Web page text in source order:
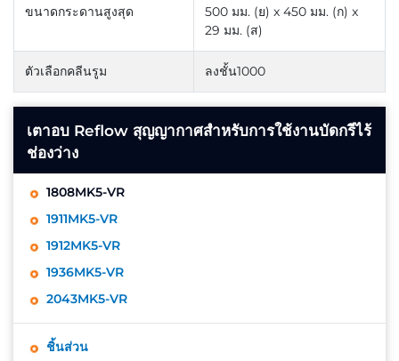
ขนาดกระดานสูงสุด
500 มม. (ย) x 450 มม. (ก) x
29 มม. (ส)
ตัวเลือกคลีนรูม ลงชั้น1000
เตาอบ Reflow สุญญากาศสำหรับการใช้งานบัดกรีไร้
ช่องว่าง
1808MK5-VR
1911MK5-VR
1912MK5-VR
1936MK5-VR
2043MK5-VR
ชิ้นส่วน